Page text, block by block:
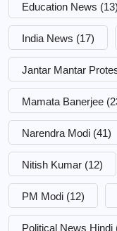
Education News (13)
India News (17)
Jantar Mantar
Mamata Banerjee
Narendra Modi (41)
Nitish Kumar (12)
PM Modi (12)
Political News Hindi